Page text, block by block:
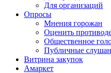
Для организаций
Опросы
Мнения горожан
Оценить
Общественное
Публичные
Витрина закупок
Амаркет